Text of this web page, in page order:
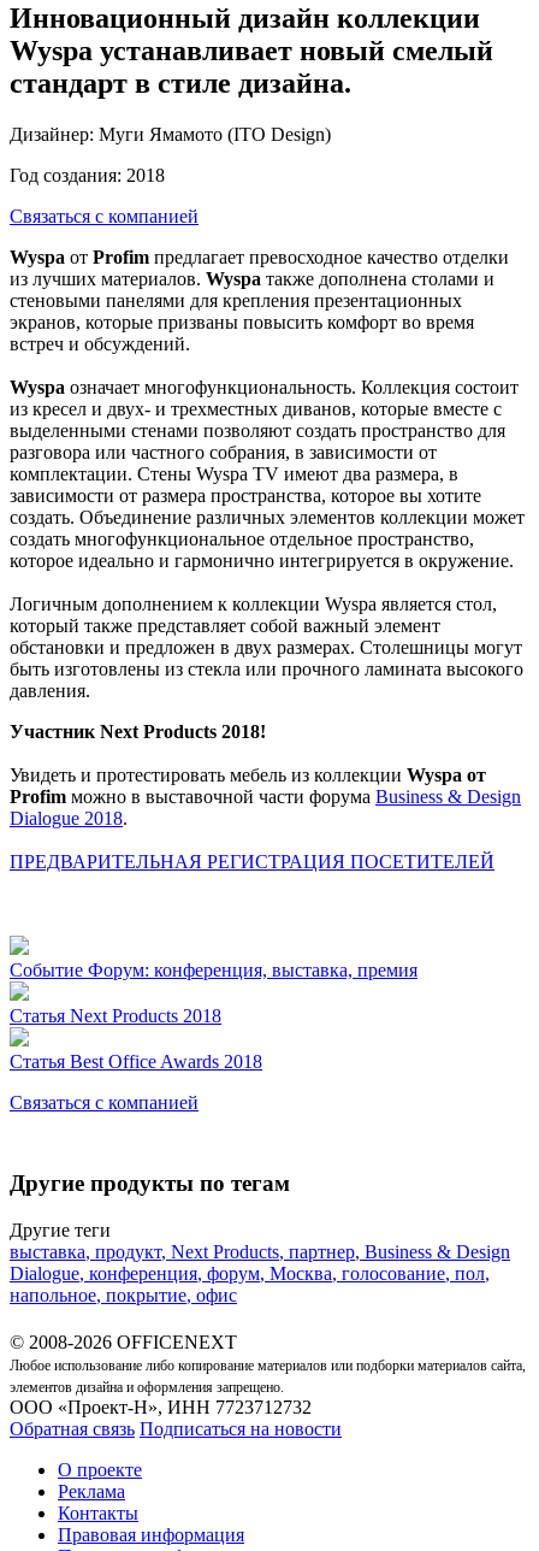
Инновационный дизайн коллекции
Wyspa устанавливает новый смелый
стандарт в стиле дизайна.
Дизайнер: Муги Ямамото (ITO Design)
Год создания: 2018
Связаться с компанией
Wyspa от Profim предлагает превосходное качество отделки
из лучших материалов. Wyspa также дополнена столами и
стеновыми панелями для крепления презентационных
экранов, которые призваны повысить комфорт во время
встреч и обсуждений.
Wyspa означает многофункциональность. Коллекция состоит
из кресел и двух- и трехместных диванов, которые вместе с
выделенными стенами позволяют создать пространство для
разговора или частного собрания, в зависимости от
комплектации. Стены Wyspa TV имеют два размера, в
зависимости от размера пространства, которое вы хотите
создать. Объединение различных элементов коллекции может
создать многофункциональное отдельное пространство,
которое идеально и гармонично интегрируется в окружение.
Логичным дополнением к коллекции Wyspa является стол,
который также представляет собой важный элемент
обстановки и предложен в двух размерах. Столешницы могут
быть изготовлены из стекла или прочного ламината высокого
давления.
Участник Next Products 2018!
Увидеть и протестировать мебель из коллекции Wyspa от
Profim можно в выставочной части форума Business & Design
Dialogue 2018.
ПРЕДВАРИТЕЛЬНАЯ РЕГИСТРАЦИЯ ПОСЕТИТЕЛЕЙ
Событие Форум: конференция, выставка, премия
Статья Next Products 2018
Статья Best Office Awards 2018
Связаться с компанией
Другие продукты по тегам
Другие теги
выставка, продукт, Next Products, партнер, Business & Design
Dialogue, конференция, форум, Москва, голосование, пол,
напольное, покрытие, офис
© 2008-2026 OFFICENEXT
Любое использование либо копирование материалов или подборки материалов сайта,
элементов дизайна и оформления запрещено.
ООО «Проект-Н», ИНН 7723712732
Обратная связь Подписаться на новости
О проекте
Реклама
Контакты
Правовая информация